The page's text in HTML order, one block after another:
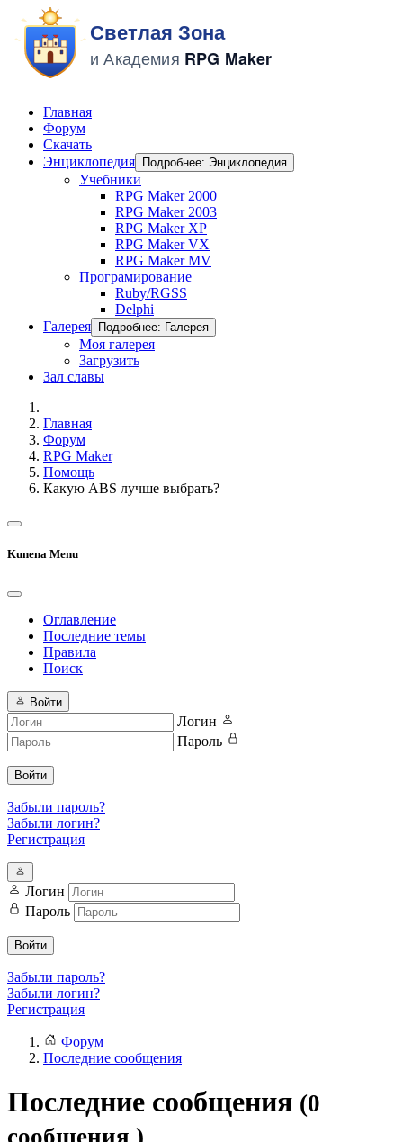
Главная
Форум
Скачать
Энциклопедия
Подробнее: Энциклопедия
Учебники
RPG Maker 2000
RPG Maker 2003
RPG Maker XP
RPG Maker VX
RPG Maker MV
Програмирование
Ruby/RGSS
Delphi
Галерея
Подробнее: Галерея
Моя галерея
Загрузить
Зал славы
Главная
Форум
RPG Maker
Помощь
Какую ABS лучше выбрать?
Kunena Menu
Оглавление
Последние темы
Правила
Поиск
Войти
Логин
Пароль
Войти
Забыли пароль?
Забыли логин?
Регистрация
Логин
Пароль
Войти
Забыли пароль?
Забыли логин?
Регистрация
Форум
Последние сообщения
Последние сообщения (0